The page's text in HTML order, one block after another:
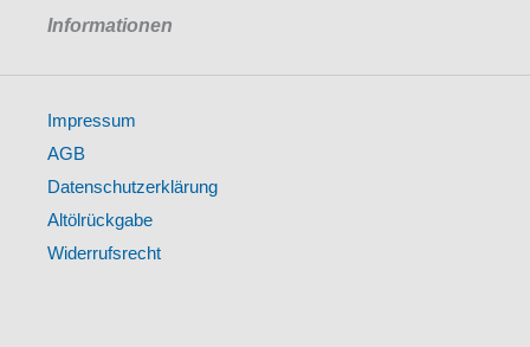
Informationen
Impressum
AGB
Datenschutzerklärung
Altölrückgabe
Widerrufsrecht